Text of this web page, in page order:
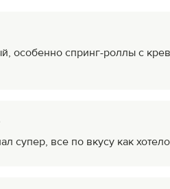
особенно спринг-роллы с
супер, все по вкусу как